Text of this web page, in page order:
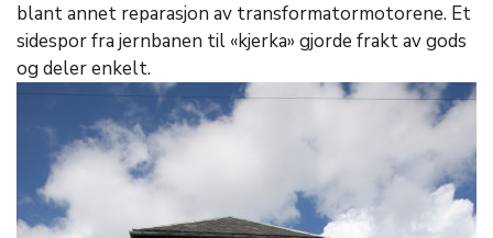
blant annet reparasjon av transformatormotorene. Et
sidespor fra jernbanen til «kjerka» gjorde frakt av gods
og deler enkelt.